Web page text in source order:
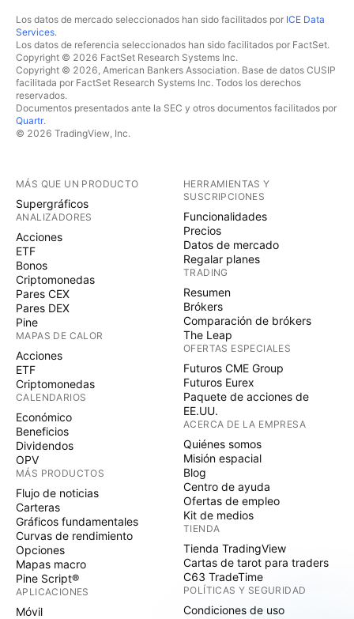
Los datos de mercado seleccionados han sido facilitados por ICE Data
Services.
Los datos de referencia seleccionados han sido facilitados por FactSet.
Copyright © 2026 FactSet Research Systems Inc.
Copyright © 2026, American Bankers Association. Base de datos CUSIP
facilitada por FactSet Research Systems Inc. Todos los derechos
reservados.
Documentos presentados ante la SEC y otros documentos facilitados por
Quartr.
© 2026 TradingView, Inc.
MÁS QUE UN PRODUCTO
Supergráficos
ANALIZADORES
Acciones
ETF
Bonos
Criptomonedas
Pares CEX
Pares DEX
Pine
MAPAS DE CALOR
Acciones
ETF
Criptomonedas
CALENDARIOS
Económico
Beneficios
Dividendos
OPV
MÁS PRODUCTOS
Flujo de noticias
Carteras
Gráficos fundamentales
Curvas de rendimiento
Opciones
Mapas macro
Pine Script®
APLICACIONES
Móvil
HERRAMIENTAS Y
SUSCRIPCIONES
Funcionalidades
Precios
Datos de mercado
Regalar planes
TRADING
Resumen
Brókers
Comparación de brókers
The Leap
OFERTAS ESPECIALES
Futuros CME Group
Futuros Eurex
Paquete de acciones de
EE.UU.
ACERCA DE LA EMPRESA
Quiénes somos
Misión espacial
Blog
Centro de ayuda
Ofertas de empleo
Kit de medios
TIENDA
Tienda TradingView
Cartas de tarot para traders
C63 TradeTime
POLÍTICAS Y SEGURIDAD
Condiciones de uso